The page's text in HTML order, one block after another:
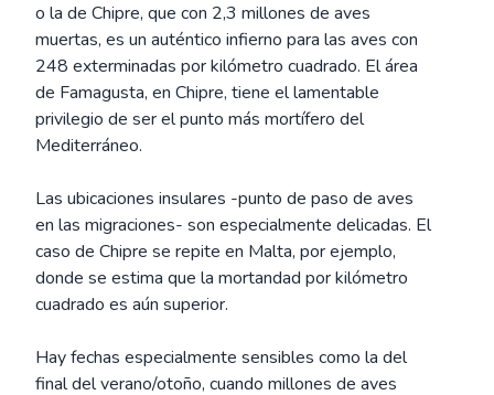
o la de Chipre, que con 2,3 millones de aves
muertas, es un auténtico infierno para las aves con
248 exterminadas por kilómetro cuadrado. El área
de Famagusta, en Chipre, tiene el lamentable
privilegio de ser el punto más mortífero del
Mediterráneo.
Las ubicaciones insulares -punto de paso de aves
en las migraciones- son especialmente delicadas. El
caso de Chipre se repite en Malta, por ejemplo,
donde se estima que la mortandad por kilómetro
cuadrado es aún superior.
Hay fechas especialmente sensibles como la del
final del verano/otoño, cuando millones de aves